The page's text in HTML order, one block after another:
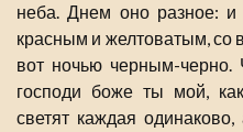
неба. Днем оно разное: и
красным и желтоватым, со
вот ночью черным-черно.
господи боже ты мой,
светят каждая